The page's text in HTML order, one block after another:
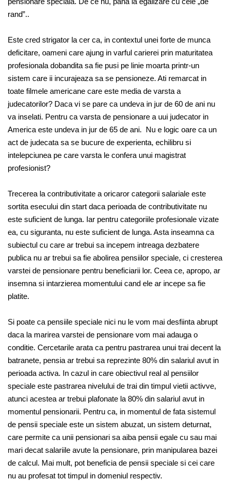
rand”..
Este cred strigator la cer ca, in contextul unei forte de munca
deficitare, oameni care ajung in varful carierei prin maturitatea
profesionala dobandita sa fie pusi pe linie moarta printr-un
sistem care ii incurajeaza sa se pensioneze. Ati remarcat in
toate filmele americane care este media de varsta a
judecatorilor? Daca vi se pare ca undeva in jur de 60 de ani nu
va inselati. Pentru ca varsta de pensionare a uui judecator in
America este undeva in jur de 65 de ani. Nu e logic oare ca un
act de judecata sa se bucure de experienta, echilibru si
intelepciunea pe care varsta le confera unui magistrat
profesionist?
Trecerea la contributivitate a oricaror categorii salariale este
sortita esecului din start daca perioada de contributivitate nu
este suficient de lunga. Iar pentru categoriile profesionale vizate
ea, cu siguranta, nu este suficient de lunga. Asta inseamna ca
subiectul cu care ar trebui sa incepem intreaga dezbatere
publica nu ar trebui sa fie abolirea pensiilor speciale, ci cresterea
varstei de pensionare pentru beneficiarii lor. Ceea ce, apropo, ar
insemna si intarzierea momentului cand ele ar incepe sa fie
platite.
Si poate ca pensiile speciale nici nu le vom mai desfiinta abrupt
daca la marirea varstei de pensionare vom mai adauga o
conditie. Cercetarile arata ca pentru pastrarea unui trai decent la
batranete, pensia ar trebui sa reprezinte 80% din salariul avut in
perioada activa. In cazul in care obiectivul real al pensiilor
speciale este pastrarea nivelului de trai din timpul vietii activve,
atunci acestea ar trebui plafonate la 80% din salariul avut in
momentul pensionarii. Pentru ca, in momentul de fata sistemul
de pensii speciale este un sistem abuzat, un sistem deturnat,
care permite ca unii pensionari sa aiba pensii egale cu sau mai
mari decat salariile avute la pensionare, prin manipularea bazei
de calcul. Mai mult, pot beneficia de pensii speciale si cei care
nu au profesat tot timpul in domeniul respectiv.